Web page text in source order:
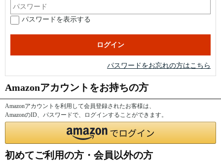
パスワードを表示する
パスワードをお忘れの方はこちら
Amazonアカウントをお持ちの方
Amazonアカウントを利用して会員登録されたお客様は、
AmazonのID、パスワードで、ログインすることができます。
初めてご利用の方・会員以外の方